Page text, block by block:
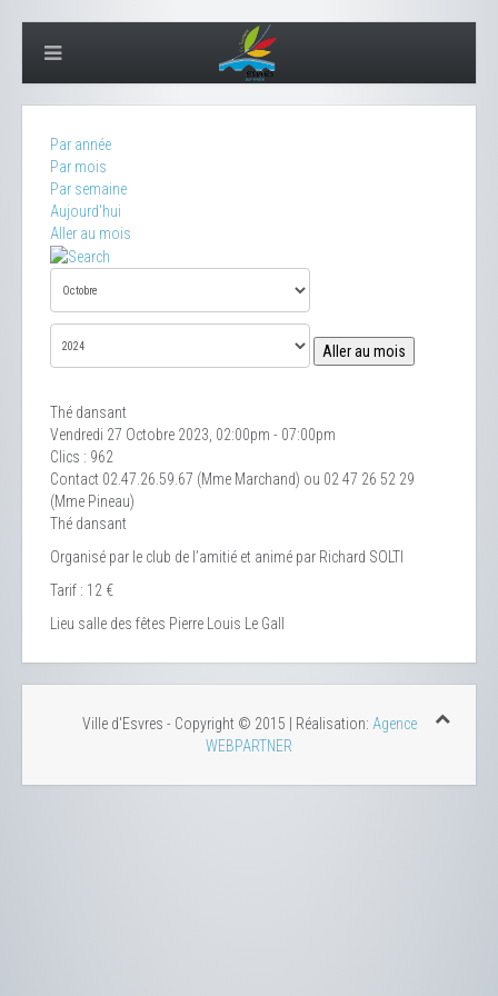
Par année
Par mois
Par semaine
Aujourd'hui
Aller au mois
Aller au mois
Thé dansant
Vendredi 27 Octobre 2023, 02:00pm - 07:00pm
Clics : 962
Contact 02.47.26.59.67 (Mme Marchand) ou 02 47 26 52 29
(Mme Pineau)
Thé dansant
Organisé par le club de l’amitié et animé par Richard SOLTI
Tarif : 12 €
Lieu salle des fêtes Pierre Louis Le Gall
Ville d'Esvres - Copyright © 2015 | Réalisation: Agence
WEBPARTNER